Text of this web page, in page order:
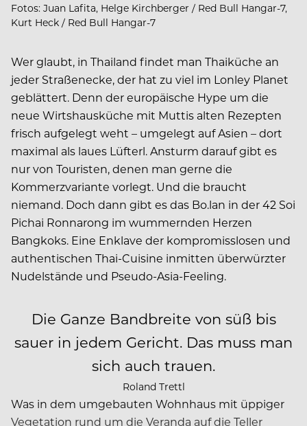
Fotos: Juan Lafita, Helge Kirchberger / Red Bull Hangar-7,
Kurt Heck / Red Bull Hangar-7
Wer glaubt, in Thailand findet man Thaiküche an
jeder Straßenecke, der hat zu viel im Lonley Planet
geblättert. Denn der europäische Hype um die
neue Wirtshausküche mit Muttis alten Rezepten
frisch aufgelegt weht – umgelegt auf Asien – dort
maximal als laues Lüfterl. Ansturm darauf gibt es
nur von Touristen, denen man gerne die
Kommerzvariante vorlegt. Und die braucht
niemand. Doch dann gibt es das Bo.lan in der 42 Soi
Pichai Ronnarong im wummernden Herzen
Bangkoks. Eine Enklave der kompromisslosen und
authentischen Thai-Cuisine inmitten überwürzter
Nudelstände und Pseudo-Asia-Feeling.
Die Ganze Bandbreite von süß bis
sauer in jedem Gericht. Das muss man
sich auch trauen.
Roland Trettl
Was in dem umgebauten Wohnhaus mit üppiger
Vegetation rund um die Veranda auf die Teller